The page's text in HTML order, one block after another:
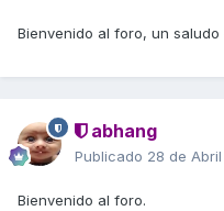
Bienvenido al foro, un saludo
abhang
Publicado 28 de
Bienvenido al foro.